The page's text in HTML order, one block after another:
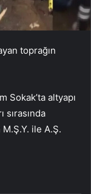
toprağın
Sokak’ta altyapı
sırasında
ile A.Ş.